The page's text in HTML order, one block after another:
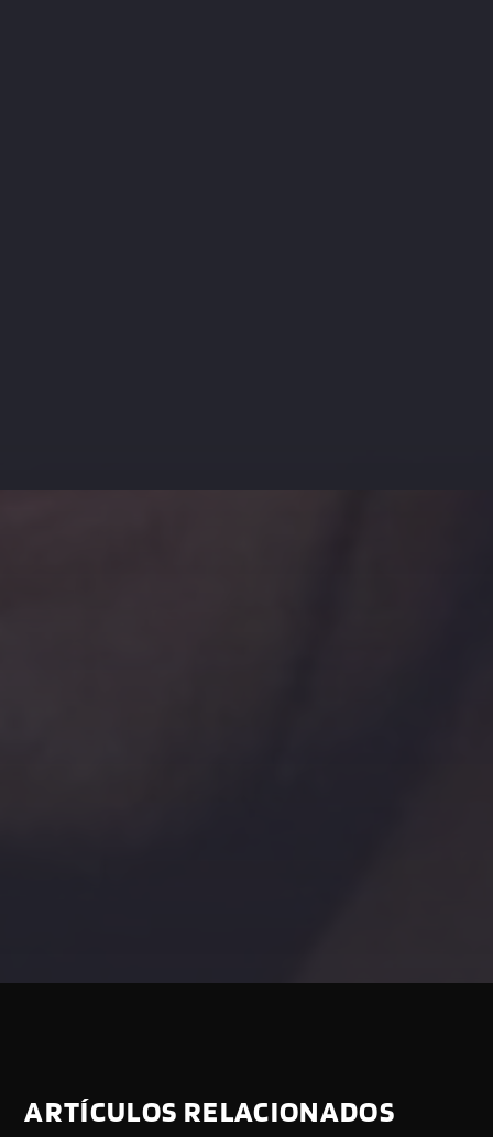
ARTÍCULOS RELACIONADOS